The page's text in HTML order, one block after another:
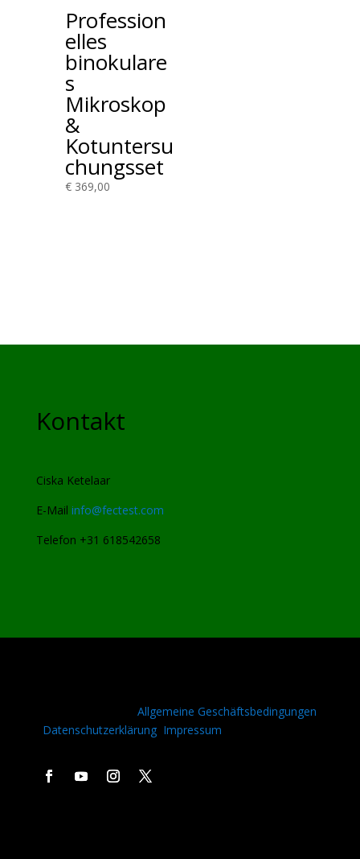
Profession
elles
binokulare
s
Mikroskop
&
Kotuntersu
chungsset
€369,00
Kontakt
Ciska Ketelaar
E-Mail info@fectest.com
Telefon +31 618542658
Allgemeine Geschäftsbedingungen
Datenschutzerklärung| Impressum